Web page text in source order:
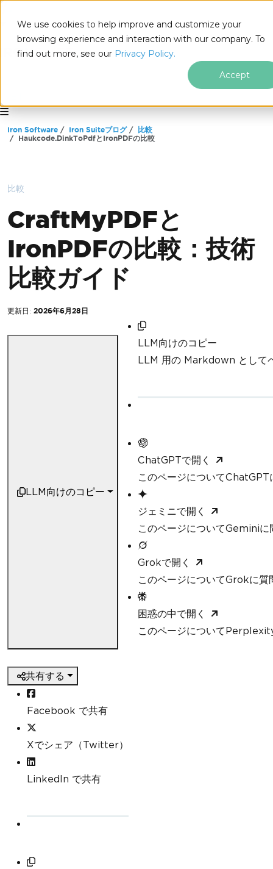
We use cookies to help improve and customize your
browsing experience and interaction with our company. To
find out more, see our Privacy Policy.
Accept
フッターコンテンツにスキップ
Iron Software Iron Suiteブログ
比較
Haukcode.DinkToPdfとIronPDFの比較
比較
CraftMyPDFと
IronPDFの比較：技術
比較ガイド
更新日: 2026年6月28日
LLM向けのコピー
LLM向けのコピー
LLM 用の Markdown として
ChatGPTで開く
このページについてChatGPT
ジェミニで開く
このページについてGeminiに
Grokで開く
このページについてGrokに質
困惑の中で開く
このページについて
共有する
Facebook で共有
Xでシェア（Twitter）
LinkedIn で共有